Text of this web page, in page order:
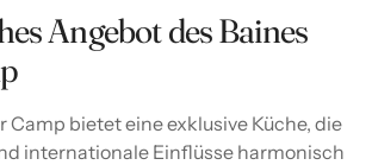
Angebot des Baines
Camp bietet eine exklusive Küche, die
internationale Einflüsse harmonisch